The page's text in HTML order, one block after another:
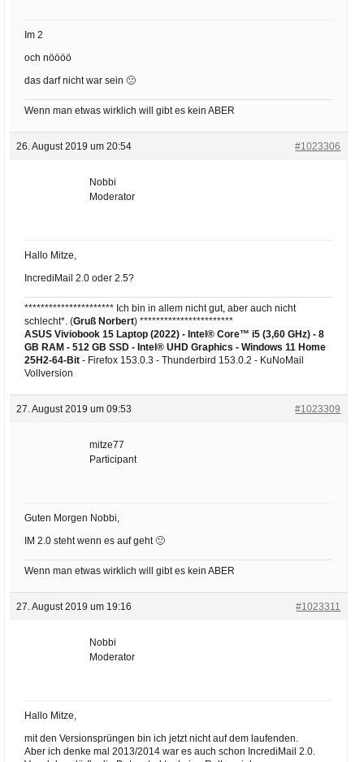
Im 2
och nöööö
das darf nicht war sein 🙁
Wenn man etwas wirklich will gibt es kein ABER
26. August 2019 um 20:54 #1023306
Nobbi
Moderator
Hallo Mitze,
IncrediMail 2.0 oder 2.5?
********************** Ich bin in allem nicht gut, aber auch nicht
schlecht*. (Gruß Norbert) ***********************
ASUS Viviobook 15 Laptop (2022) - Intel® Core™ i5 (3,60 GHz) - 8
GB RAM - 512 GB SSD - Intel® UHD Graphics - Windows 11 Home
25H2-64-Bit- Firefox 153.0.3 - Thunderbird 153.0.2 - KuNoMail
Vollversion
27. August 2019 um 09:53 #1023309
mitze77
Participant
Guten Morgen Nobbi,
IM 2.0 steht wenn es auf geht 🙂
Wenn man etwas wirklich will gibt es kein ABER
27. August 2019 um 19:16 #1023311
Nobbi
Moderator
Hallo Mitze,
mit den Versionsprüngen bin ich jetzt nicht auf dem laufenden.
Aber ich denke mal 2013/2014 war es auch schon IncrediMail 2.0.